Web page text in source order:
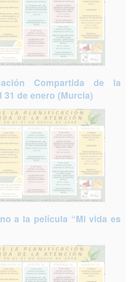
Compartida de la
de enero (Murcia)
a la película “Mi vida es